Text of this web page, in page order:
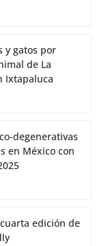
y gatos por
de La
Ixtapaluca
degenerativas
en México con
edición de